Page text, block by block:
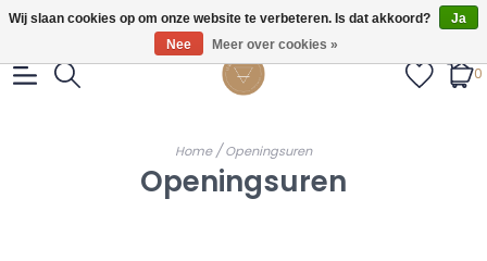
Gratis verzendig vanaf €55.
0
Home/Openingsuren
Openingsuren
Wij slaan cookies op om onze website te verbeteren. Is dat akkoord?
Ja
Nee
Meer over cookies »